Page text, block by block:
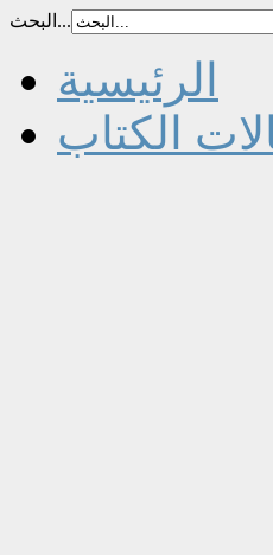
البحث...
الرئيسية
الكتاب